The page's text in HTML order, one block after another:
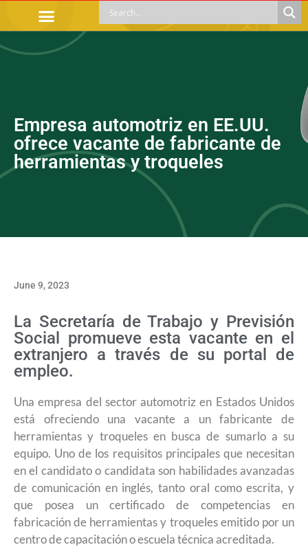
Empresa automotriz en EE.UU.
ofrece vacante de fabricante de
herramientas y troqueles
June 9, 2023
La Secretaría de Trabajo y Previsión
Social promueve esta vacante en el
extranjero a través de su portal de
empleo.
Una empresa del sector automotriz en Estados Unidos
está ofreciendo una vacante a un fabricante de
herramientas y troqueles en busca de sumarlo a su
equipo. Uno de los requisitos principales que necesitan
en el candidato o candidata son habilidades avanzadas
de comunicación en inglés, tanto oral como escrita, y
que posea un certificado de competencias en
fabricación de herramientas y troqueles emitido por un
centro de capacitación o escuela técnica acreditada.